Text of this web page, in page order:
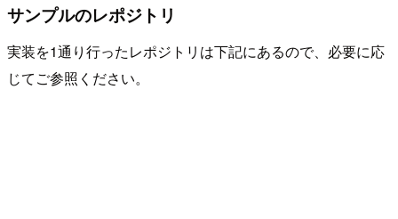
サンプルのレポジトリ
実装を1通り行ったレポジトリは下記にあるので、必要に応
じてご参照ください。